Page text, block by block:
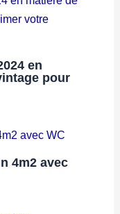
en
pour
4m2 avec